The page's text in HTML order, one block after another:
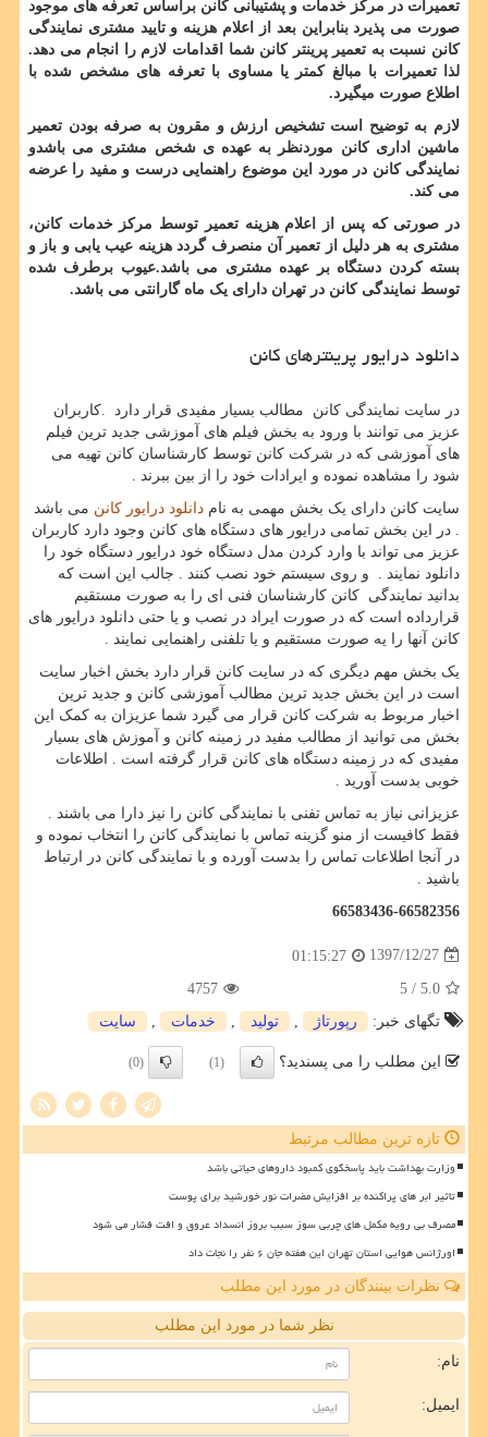
تعمیرات در مرکز خدمات و پشتیبانی کانن براساس تعرفه های موجود
صورت می پذیرد بنابراین بعد از اعلام هزینه و تایید مشتری نمایندگی
کانن نسبت به تعمیر پرینتر کانن شما اقدامات لازم را انجام می دهد.
لذا تعمیرات با مبالغ کمتر یا مساوی با تعرفه های مشخص شده با
اطلاع صورت میگیرد.
لازم به توضیح است تشخیص ارزش و مقرون به صرفه بودن تعمیر
ماشین اداری کانن موردنظر به عهده ی شخص مشتری می باشدو
نمایندگی کانن در مورد این موضوع راهنمایی درست و مفید را عرضه
می کند.
در صورتی که پس از اعلام هزینه تعمیر توسط مرکز خدمات کانن،
مشتری به هر دلیل از تعمیر آن منصرف گردد هزینه عیب یابی و باز و
بسته کردن دستگاه بر عهده مشتری می باشد.عیوب برطرف شده
توسط نمایندگی کانن در تهران دارای یک ماه گارانتی می باشد.
دانلود درایور پرینترهای کانن
در سایت نمایندگی کانن مطالب بسیار مفیدی قرار دارد .کاربران
عزیز می توانند با ورود به بخش فیلم های آموزشی جدید ترین فیلم
های آموزشی که در شرکت کانن توسط کارشناسان کانن تهیه می
شود را مشاهده نموده و ایرادات خود را از بین ببرند .
سایت کانن دارای یک بخش مهمی به نام دانلود درایور کانن می باشد
. در این بخش تمامی درایور های دستگاه های کانن وجود دارد کاربران
عزیز می تواند با وارد کردن مدل دستگاه خود درایور دستگاه خود را
دانلود نمایند . و روی سیستم خود نصب کنند . جالب این است که
بدانید نمایندگی کانن کارشناسان فنی ای را به صورت مستقیم
قرارداده است که در صورت ایراد در نصب و یا حتی دانلود درایور های
کانن آنها را یه صورت مستقیم و یا تلفنی راهنمایی نمایند .
یک بخش مهم دیگری که در سایت کانن قرار دارد بخش اخبار سایت
است در این بخش جدید ترین مطالب آموزشی کانن و جدید ترین
اخبار مربوط به شرکت کانن قرار می گیرد شما عزیزان به کمک این
بخش می توانید از مطالب مفید در زمینه کانن و آموزش های بسیار
مفیدی که در زمینه دستگاه های کانن قرار گرفته است . اطلاعات
خوبی بدست آورید .
عزیزانی نیاز به تماس تفنی با نمایندگی کانن را نیز دارا می باشند .
فقط کافیست از منو گزینه تماس با نمایندگی کانن را انتخاب نموده و
در آنجا اطلاعات تماس را بدست آورده و با نمایندگی کانن در ارتباط
باشید .
66583436-66582356
1397/12/27
01:15:27
5.0
/ 5
4757
تگهای خبر:
رپورتاژ تولید خدمات سایت
این مطلب را می پسندید؟ (1)
(0)
تازه ترین مطالب مرتبط
وزارت بهداشت باید پاسخگوی کمبود داروهای حیاتی باشد
تاثیر ابر های پراکنده بر افزایش مضرات نور خورشید برای پوست
مصرف بی رویه مکمل های چربی سوز سبب بروز انسداد عروق و افت فشار می شود
اورژانس هوایی استان تهران این هفته جان ۶ نفر را نجات داد
نظرات بینندگان در مورد این مطلب
نظر شما در مورد این مطلب
نام:
ایمیل: